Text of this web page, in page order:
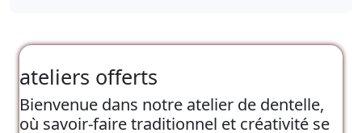
ateliers offerts
Bienvenue dans notre atelier de dentelle,
où savoir-faire traditionnel et créativité se